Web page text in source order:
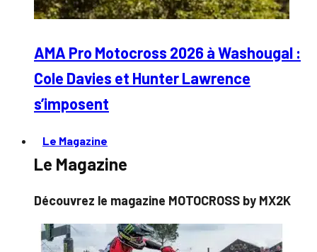
AMA Pro Motocross 2026 à Washougal :
Cole Davies et Hunter Lawrence
s’imposent
Le Magazine
Le Magazine
Découvrez le magazine MOTOCROSS by MX2K